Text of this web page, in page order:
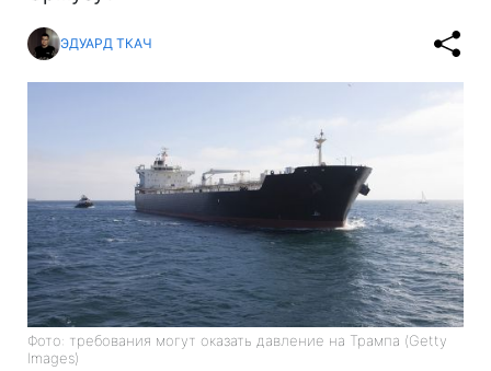
ЭДУАРД ТКАЧ
Фото: требования могут оказать давление на Трампа (Getty
Images)